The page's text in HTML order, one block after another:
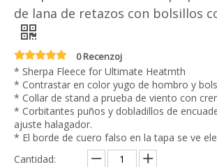
de lana de retazos con bolsillos
0 Recenzoj
* Sherpa Fleece for Ultimate Heatmth
* Contrastar en color yugo de hombro y
* Collar de stand a prueba de viento con
* Corbitantes puños y dobladillos de
ajuste halagador.
* El borde de cuero falso en la tapa se ve
Cantidad: